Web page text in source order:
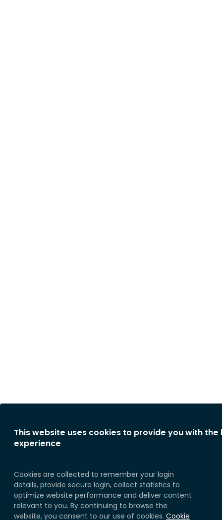
This website uses cookies to provide you with the
experience
Cookies are collected to remember your login
details, provide secure login, collect statistics to
optimize website performance and deliver content
relevant to you. By continuing to browse the
website, you consent to our use of cookies. Cookie